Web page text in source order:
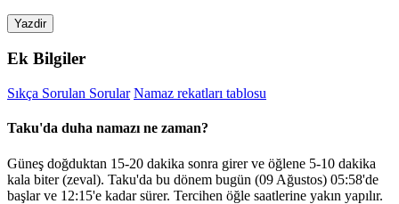
Yazdir
Ek Bilgiler
Sıkça Sorulan Sorular Namaz rekatları tablosu
Taku'da duha namazı ne zaman?
Güneş doğduktan 15-20 dakika sonra girer ve öğlene 5-10 dakika
kala biter (zeval). Taku'da bu dönem bugün (09 Ağustos) 05:58'de
başlar ve 12:15'e kadar sürer. Tercihen öğle saatlerine yakın yapılır.